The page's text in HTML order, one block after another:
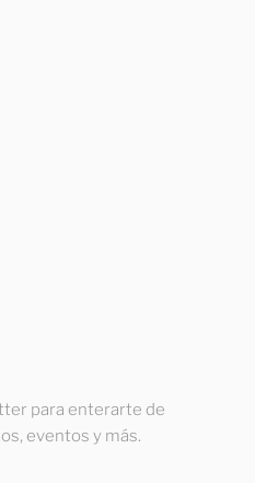
para enterarte de
eventos y más.